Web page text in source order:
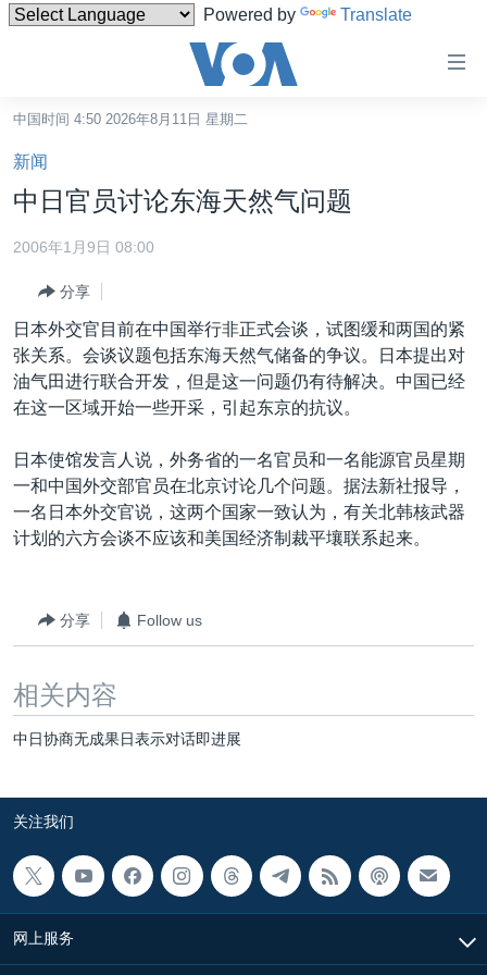
Powered by Translate
碍
链
接
转
容
跳
转
航
到
港澳
国际
最新国际新闻
印太
中东
欧洲
非洲
全球议题
分类新闻
经济·金融·贸易
人权·法律·宗教
科教·文娱·体健
军事
环境
美中关系
热点专题
白宫要闻
国会报道
美国建国250周年
埃博拉疫情
美国之音专访
重要讲话与声明
关注新疆
VOA视频
VOA今日焦点
关注我们
中国时间 4:50 2026年8月11日 星期二
新闻
中日官员讨论东海天然气问题
2006年1月9日 08:00
分享
日本外交官目前在中国举行非正式会谈，试图缓和两国的紧
张关系。会谈议题包括东海天然气储备的争议。日本提出对
油气田进行联合开发，但是这一问题仍有待解决。中国已经
在这一区域开始一些开采，引起东京的抗议。
日本使馆发言人说，外务省的一名官员和一名能源官员星期
一和中国外交部官员在北京讨论几个问题。据法新社报导，
一名日本外交官说，这两个国家一致认为，有关北韩核武器
计划的六方会谈不应该和美国经济制裁平壤联系起来。
分享 Follow us
相关内容
中日协商无成果日表示对话即进展
关注我们
网上服务